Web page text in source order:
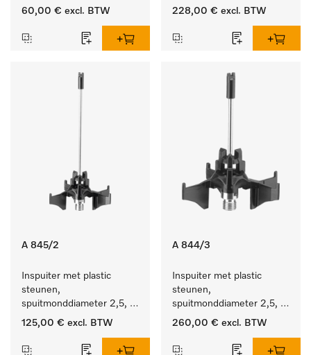
lengte 125 mm, 5 stuks.
60,00 € excl. BTW
228,00 € excl. BTW
A 845/2
Inspuiter met plastic
steunen,
spuitmonddiameter 2,5,
lengte 125 mm, 10 stuks.
125,00 € excl. BTW
A 844/3
Inspuiter met plastic
steunen,
spuitmonddiameter 2,5,
lengte 80 mm, 20 stuks.
260,00 € excl. BTW